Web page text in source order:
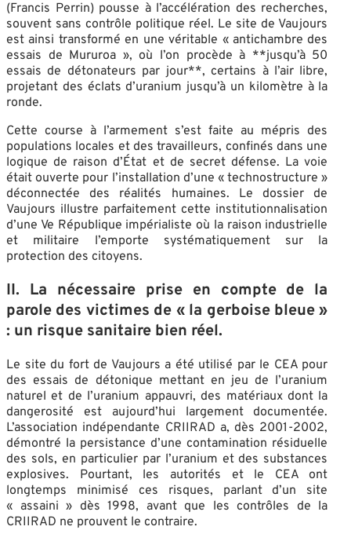
(Francis Perrin) pousse à l’accélération des recherches,
souvent sans contrôle politique réel. Le site de Vaujours
est ainsi transformé en une véritable « antichambre des
essais de Mururoa », où l’on procède à **jusqu’à 50
essais de détonateurs par jour**, certains à l’air libre,
projetant des éclats d’uranium jusqu’à un kilomètre à la
ronde.
Cette course à l’armement s’est faite au mépris des
populations locales et des travailleurs, confinés dans une
logique de raison d’État et de secret défense. La voie
était ouverte pour l’installation d’une « technostructure »
déconnectée des réalités humaines. Le dossier de
Vaujours illustre parfaitement cette institutionnalisation
d’une Ve République impérialiste où la raison industrielle
et militaire l’emporte systématiquement sur la
protection des citoyens.
II. La nécessaire prise en compte de la
parole des victimes de « la gerboise bleue »
: un risque sanitaire bien réel.
Le site du fort de Vaujours a été utilisé par le CEA pour
des essais de détonique mettant en jeu de l’uranium
naturel et de l’uranium appauvri, des matériaux dont la
dangerosité est aujourd’hui largement documentée.
L’association indépendante CRIIRAD a, dès 2001-2002,
démontré la persistance d’une contamination résiduelle
des sols, en particulier par l’uranium et des substances
explosives. Pourtant, les autorités et le CEA ont
longtemps minimisé ces risques, parlant d’un site
« assaini » dès 1998, avant que les contrôles de la
CRIIRAD ne prouvent le contraire.